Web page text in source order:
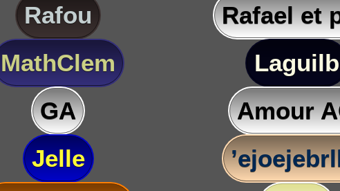
Rafou
Rafael et
MathClem
Laguilb
GA
Amour
Jelle